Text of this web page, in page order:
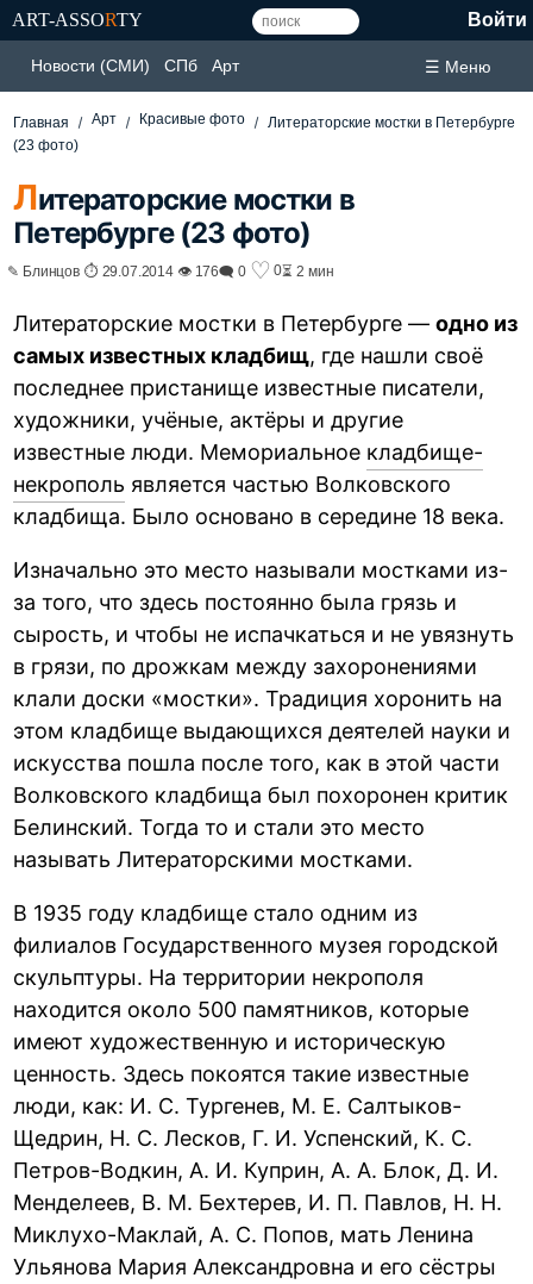
ART-ASSORTY Войти
Новости (СМИ) СПб Арт ☰ Меню
Главная Арт Красивые фото
Литераторские мостки в Петербурге
(23 фото)
Литераторские мостки в
Петербурге (23 фото)
✎ Блинцов ⏱ 29.07.2014 👁 176🗨 0 ♡ 0⏳ 2 мин
Литераторские мостки в Петербурге —одно из
самых известных кладбищ, где нашли своё
последнее пристанище известные писатели,
художники, учёные, актёры и другие
известные люди. Мемориальное кладбище-
некрополь является частью Волковского
кладбища. Было основано в середине 18 века.
Изначально это место называли мостками из-
за того, что здесь постоянно была грязь и
сырость, и чтобы не испачкаться и не увязнуть
в грязи, по дрожкам между захоронениями
клали доски «мостки». Традиция хоронить на
этом кладбище выдающихся деятелей науки и
искусства пошла после того, как в этой части
Волковского кладбища был похоронен критик
Белинский. Тогда то и стали это место
называть Литераторскими мостками.
В 1935 году кладбище стало одним из
филиалов Государственного музея городской
скульптуры. На территории некрополя
находится около 500 памятников, которые
имеют художественную и историческую
ценность. Здесь покоятся такие известные
люди, как: И. С. Тургенев, М. Е. Салтыков-
Щедрин, Н. С. Лесков, Г. И. Успенский, К. С.
Петров-Водкин, А. И. Куприн, А. А. Блок, Д. И.
Менделеев, В. М. Бехтерев, И. П. Павлов, Н. Н.
Миклухо-Маклай, А. С. Попов, мать Ленина
Ульянова Мария Александровна и его сёстры